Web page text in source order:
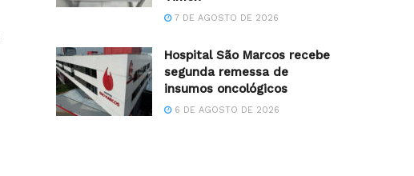
7 DE AGOSTO DE 2026
Hospital São Marcos recebe
segunda remessa de
insumos oncológicos
6 DE AGOSTO DE 2026